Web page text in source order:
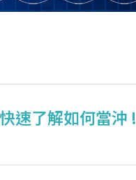
速了解如何當沖 !